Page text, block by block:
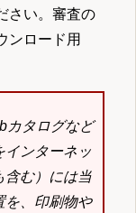
さい。審査の
ンロード用
カタログなど
インターネッ
含む）には当
を、印刷物や